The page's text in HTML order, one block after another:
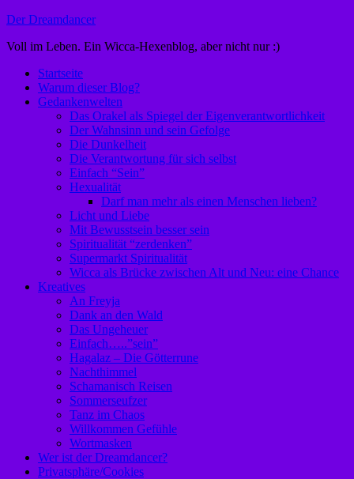
Zum
springen
Der Dreamdancer
Voll im Leben. Ein Wicca-Hexenblog, aber nicht nur :)
Startseite
Warum dieser Blog?
Gedankenwelten
Das Orakel als Spiegel der Eigenverantwortlichkeit
Der Wahnsinn und sein Gefolge
Die Dunkelheit
Die Verantwortung für sich selbst
Einfach “Sein”
Hexualität
Darf man mehr als einen Menschen lieben?
Licht und Liebe
Mit Bewusstsein besser sein
Spiritualität “zerdenken”
Supermarkt Spiritualität
Wicca als Brücke zwischen Alt und Neu: eine Chance
Kreatives
An Freyja
Dank an den Wald
Das Ungeheuer
Einfach…..”sein”
Hagalaz – Die Götterrune
Nachthimmel
Schamanisch Reisen
Sommerseufzer
Tanz im Chaos
Willkommen Gefühle
Wortmasken
Wer ist der Dreamdancer?
Privatsphäre/Cookies